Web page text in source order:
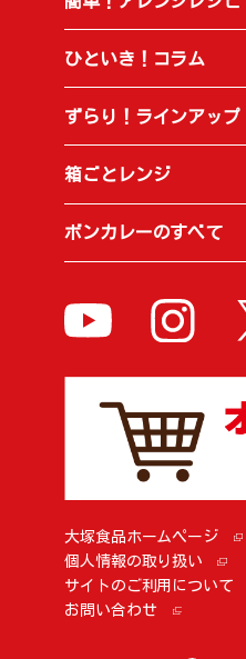
ひといき！コラム
ずらり！ラインアップ
箱ごとレンジ
ボンカレーのすべて
大塚食品ホームページ
個人情報の取り扱い
サイトのご利用について
お問い合わせ